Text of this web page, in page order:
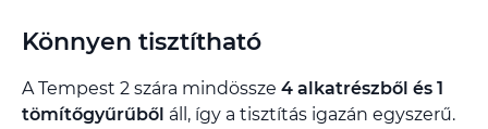
Könnyen tisztítható
A Tempest 2 szára mindössze 4 alkatrészből és 1
tömítőgyűrűből áll, így a tisztítás igazán egyszerű.